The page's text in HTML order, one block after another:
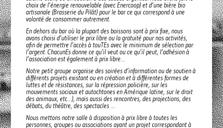
choix de l’énergie renouvelable (avec Enercoop) et d’une bière bio
artisanale (Brasserie du Pilât) pour le bar ce qui correspond à une
volonté de consommer autrement.
En dehors du bar où la plupart des boissons sont à prix fixe, nous
avons choisi d’utiliser le prix libre ou la gratuité pour nos activités,
afin de permettre l’accès à touTEs avec le minimum de sélection par
l’argent. ChacunEs donne ce qu’il veut ou ce qu’il peut, l’adhésion à
l’association est également à prix libre…
Notre petit groupe organise des soirées d’information ou de soutien à
différents projets existant ou en création et à différentes formes de
luttes et de résistances, sur la répression policière, sur les
mouvements sociaux et autochtones en Amérique latine, sur le droit
des animaux, etc…), mais aussi des rencontres, des projections, des
débats, du théâtre, des spectacles …
Nous mettons notre salle à disposition à prix libre à toutes les
personnes, groupes ou associations ayant un projet correspondant à